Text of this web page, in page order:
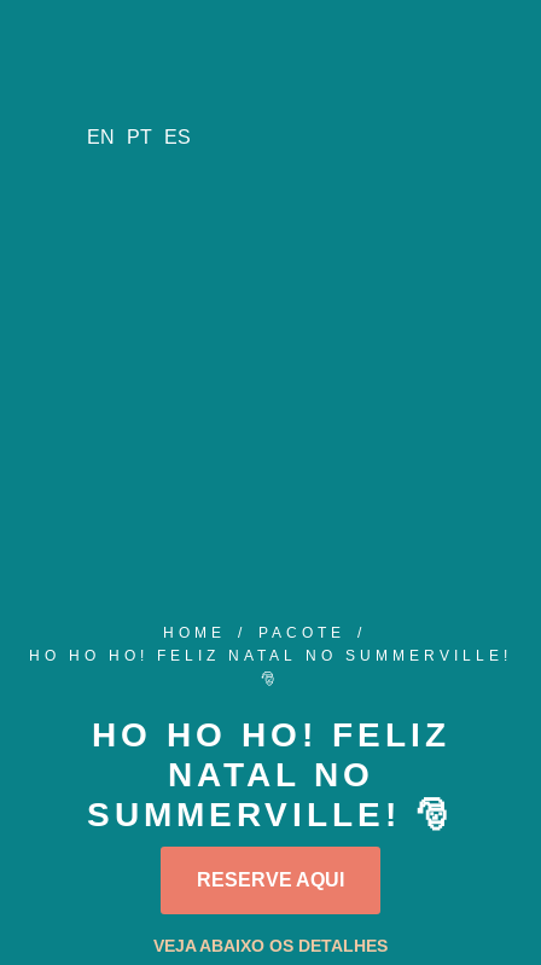
EN PT ES
HOME
PACOTE
HO HO HO! FELIZ NATAL NO SUMMERVILLE!
🎅
HO HO HO! FELIZ
NATAL NO
SUMMERVILLE! 🎅
RESERVE AQUI
VEJA ABAIXO OS DETALHES